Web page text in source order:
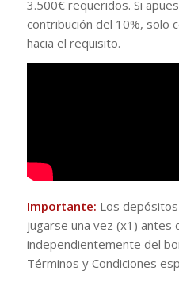
3.500€ requeridos. Si
contribución del 10%, solo
hacia el requisito.
Importante: Los
jugarse una vez (x1) antes
independientemente del
Términos y Condiciones